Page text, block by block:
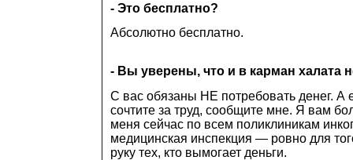
- Это бесплатно?
Абсолютно бесплатно.
- Вы уверены, что и в карман халата
С вас обязаны НЕ потребовать денег. А
сочтите за труд, сообщите мне. Я вам
меня сейчас по всем поликлиникам
медицинская инспекция — ровно для
руку тех, кто вымогает деньги.